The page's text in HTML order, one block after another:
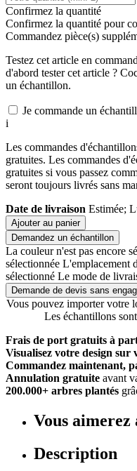
Confirmez la quantité
Confirmez la quantité pour
Commandez pièce(s)
Testez cet article en
d'abord tester cet article ?
un échantillon.
Je commande un
i
Les commandes
gratuites. Les commandes
gratuites si vous passez
seront toujours livrés sans
Date de livraison Estimée;
Ajouter au panier
Demandez un échantillon
La couleur n'est pas encore
sélectionnée L'emplacement
sélectionné Le mode de
Demande de devis sans
Vous pouvez importer votre
Les échantillons
Frais de port gratuits à
Visualisez votre design sur
Commandez maintenant,
Annulation gratuite avant
200.000+ arbres plantés
Vous aimerez
Description